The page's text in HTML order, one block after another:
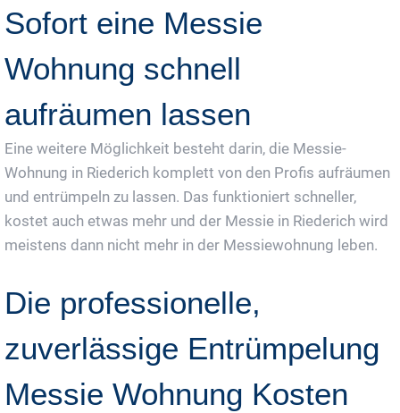
Sofort eine Messie
Wohnung schnell
aufräumen lassen
Eine weitere Möglichkeit besteht darin, die Messie-
Wohnung in Riederich komplett von den Profis aufräumen
und entrümpeln zu lassen. Das funktioniert schneller,
kostet auch etwas mehr und der Messie in Riederich wird
meistens dann nicht mehr in der Messiewohnung leben.
Die professionelle,
zuverlässige Entrümpelung
Messie Wohnung Kosten